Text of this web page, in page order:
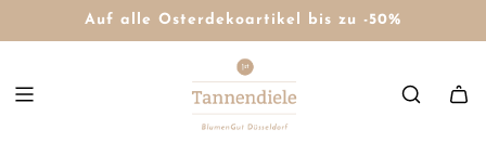
Auf alle Osterdekoartikel bis zu -50%